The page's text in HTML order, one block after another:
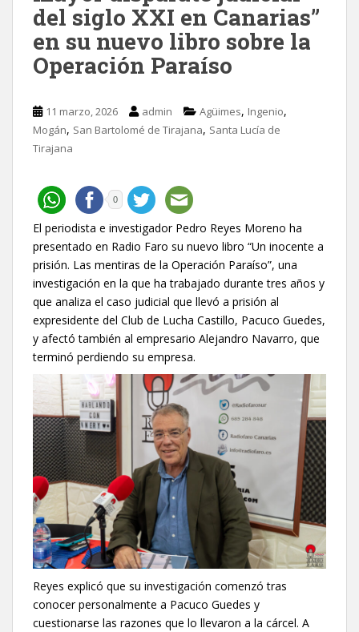
del siglo XXI en Canarias”
en su nuevo libro sobre la
Operación Paraíso
11 marzo, 2026 admin Agüimes, Ingenio,
Mogán, San Bartolomé de Tirajana, Santa Lucía de
Tirajana
0
El periodista e investigador Pedro Reyes Moreno ha
presentado en Radio Faro su nuevo libro “Un inocente a
prisión. Las mentiras de la Operación Paraíso”, una
investigación en la que ha trabajado durante tres años y
que analiza el caso judicial que llevó a prisión al
expresidente del Club de Lucha Castillo, Pacuco Guedes,
y afectó también al empresario Alejandro Navarro, que
terminó perdiendo su empresa.
Reyes explicó que su investigación comenzó tras
conocer personalmente a Pacuco Guedes y
cuestionarse las razones que lo llevaron a la cárcel. A